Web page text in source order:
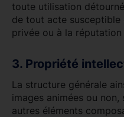
toute utilisation
de tout acte
privée ou à la réputation
3. Propriété
La structure générale
images animées ou
autres éléments